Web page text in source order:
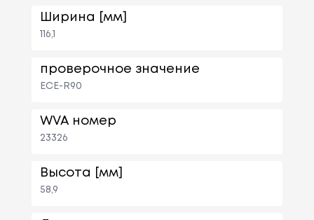
Ширина [мм]
116,1
проверочное значение
ECE-R90
WVA номер
23326
Высота [мм]
58,9